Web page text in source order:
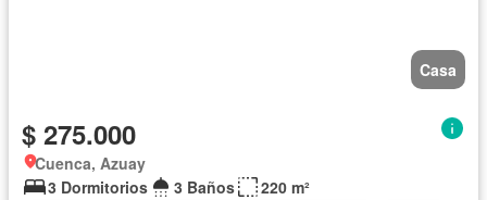
Casa
$ 275.000
Cuenca, Azuay
3 Dormitorios
3 Baños
220 m²